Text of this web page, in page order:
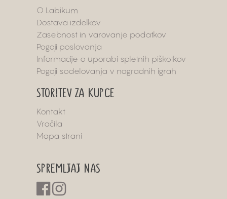
O Labikum
Dostava izdelkov
Zasebnost in varovanje podatkov
Pogoji poslovanja
Informacije o uporabi spletnih piškotkov
Pogoji sodelovanja v nagradnih igrah
STORITEV ZA KUPCE
Kontakt
Vračila
Mapa strani
SPREMLJAJ NAS